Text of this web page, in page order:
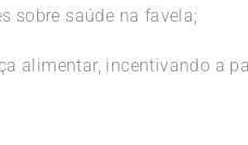
sobre saúde na favela;
alimentar, incentivando a